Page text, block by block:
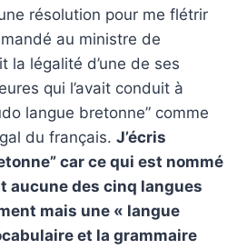
résolution pour me flétrir
au ministre de
la légalité d’une de ses
qui l’avait conduit à
langue bretonne” comme
du français. J’écris
car ce qui est nommé
aucune des cinq langues
mais une « langue
et la grammaire